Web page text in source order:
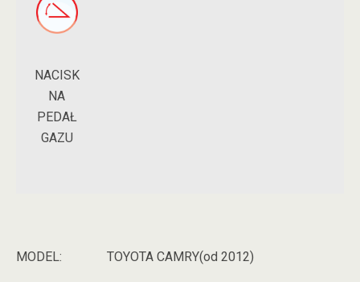
NACISK
NA
PEDAŁ
GAZU
MODEL: TOYOTA CAMRY(od 2012)